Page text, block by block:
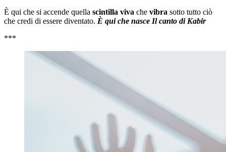
È qui che si accende quella scintilla viva che vibra sotto tutto ciò
che credi di essere diventato. È qui che nasce Il canto di Kabir
***